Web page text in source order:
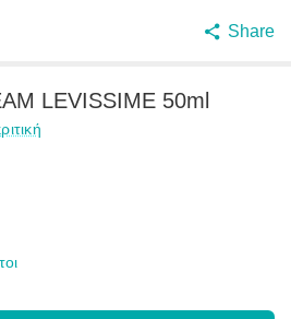
Share
LEVISSIME 50ml